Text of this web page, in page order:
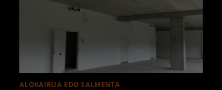
ALOKAIRUA EDO SALMENTA